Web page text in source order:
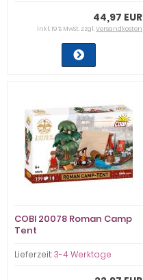
44,97 EUR
inkl. 19 % MwSt. zzgl.Versandkosten
COBI 20078 Roman Camp
Tent
Lieferzeit:3-4 Werktage